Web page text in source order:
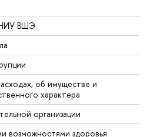
НИУ ВШЭ
об имуществе и
характера
организации
возможностями здоровья